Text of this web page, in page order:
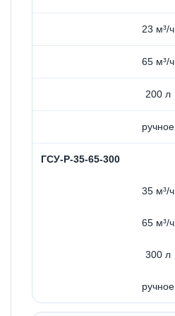
23 м³/ч
65 м³/ч
200 л
ручное
ГСУ-Р-35-65-300
35 м³/ч
65 м³/ч
300 л
ручное